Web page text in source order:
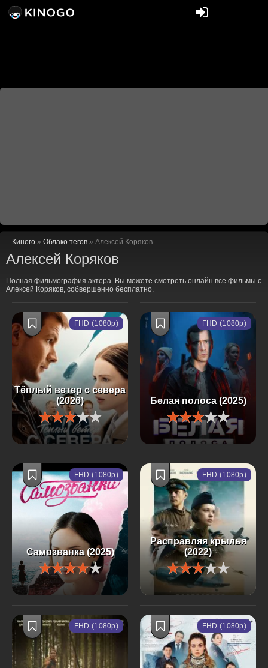
Киного » Облако тегов » Алексей Коряков
Алексей Коряков
Полная фильмография актера. Вы можете смотреть онлайн все фильмы с
Алексей Коряков, собвершенно бесплатно.
Тёплый ветер с севера
(2026)
FHD (1080p)
Белая полоса (2025)
FHD (1080p)
Самозванка (2025)
FHD (1080p)
Расправляя крылья
(2022)
FHD (1080p)
FHD (1080p) FHD (1080p)